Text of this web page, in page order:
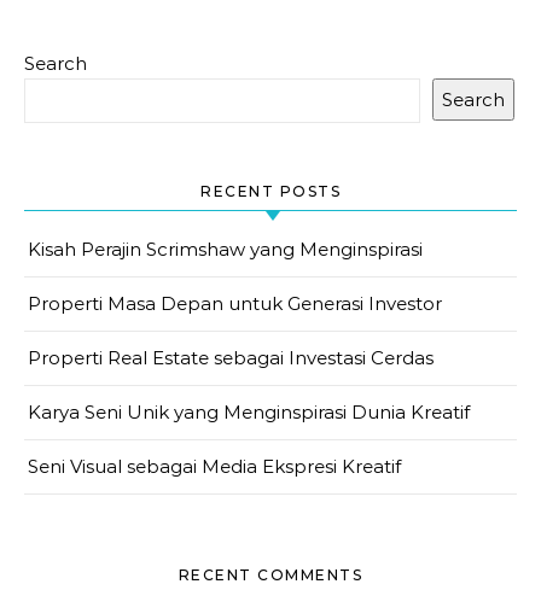
Search
Search
RECENT POSTS
Kisah Perajin Scrimshaw yang Menginspirasi
Properti Masa Depan untuk Generasi Investor
Properti Real Estate sebagai Investasi Cerdas
Karya Seni Unik yang Menginspirasi Dunia Kreatif
Seni Visual sebagai Media Ekspresi Kreatif
RECENT COMMENTS